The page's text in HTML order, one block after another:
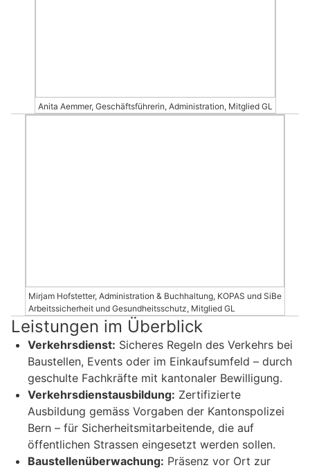
Anita Aemmer, Geschäftsführerin, Administration, Mitglied GL
Mirjam Hofstetter, Administration & Buchhaltung, KOPAS und SiBe
Arbeitssicherheit und Gesundheitsschutz, Mitglied GL
Leistungen im Überblick
Verkehrsdienst: Sicheres Regeln des Verkehrs bei
Baustellen, Events oder im Einkaufsumfeld – durch
geschulte Fachkräfte mit kantonaler Bewilligung.
Verkehrsdienstausbildung: Zertifizierte
Ausbildung gemäss Vorgaben der Kantonspolizei
Bern – für Sicherheitsmitarbeitende, die auf
öffentlichen Strassen eingesetzt werden sollen.
Baustellenüberwachung: Präsenz vor Ort zur